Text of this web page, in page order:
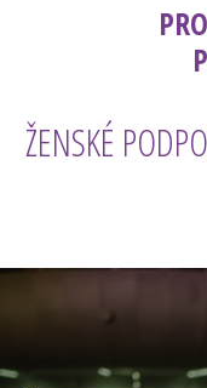
ŽENSKÉ